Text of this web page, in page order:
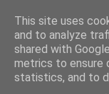
This site uses
and to analyze
shared with
metrics to ensure
statistics, and to